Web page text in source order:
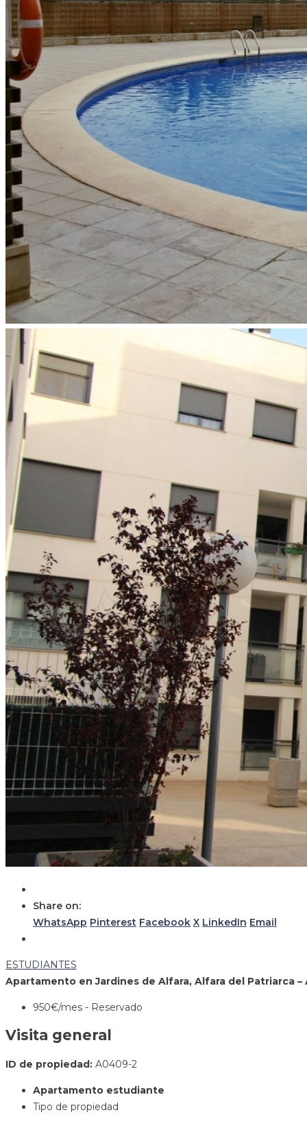
Share on:
WhatsApp Pinterest Facebook X LinkedIn Email
ESTUDIANTES
Apartamento en Jardines de Alfara, Alfara del Patriarca –
950€/mes - Reservado
Visita general
ID de propiedad: A0409-2
Apartamento estudiante
Tipo de propiedad